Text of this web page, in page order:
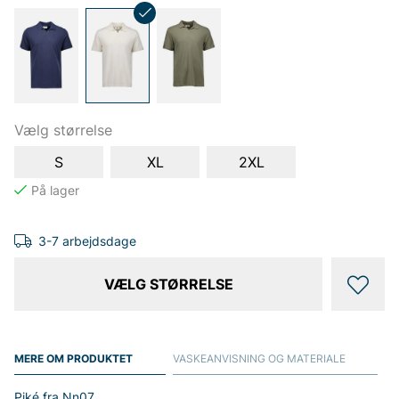
Vælg størrelse
S
XL 2XL
3-7 arbejdsdage
VÆLG STØRRELSE
MERE OM PRODUKTET VASKEANVISNING OG MATERIALE